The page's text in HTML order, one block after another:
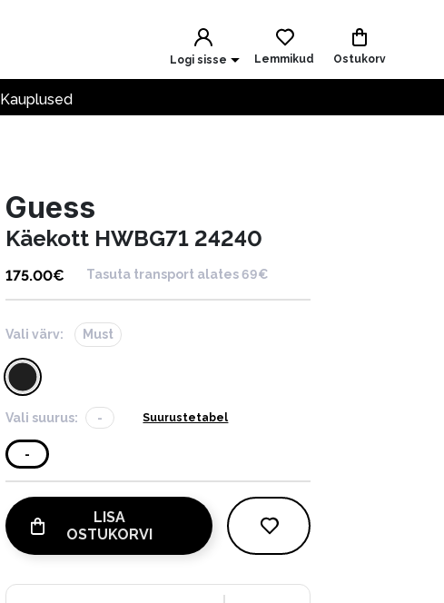
Logi sisse Lemmikud Ostukorv
Kauplused
Guess
Käekott HWBG71 24240
175.00€ Tasuta transport alates 69€
Vali värv: Must
Vali suurus: - Suurustetabel
-
LISA
OSTUKORVI